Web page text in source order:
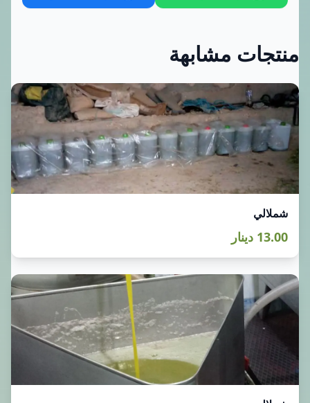
منتجات مشابهة
شملالي
13.00 دينار